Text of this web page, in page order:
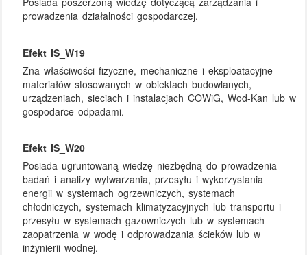
prowadzenia działalności gospodarczej.
Efekt IS_W19
Zna właściwości fizyczne, mechaniczne i eksploatacyjne
materiałów stosowanych w obiektach budowlanych,
urządzeniach, sieciach i instalacjach COWiG, Wod-Kan lub w
gospodarce odpadami.
Efekt IS_W20
Posiada ugruntowaną wiedzę niezbędną do prowadzenia
badań i analizy wytwarzania, przesyłu i wykorzystania
energii w systemach ogrzewniczych, systemach
chłodniczych, systemach klimatyzacyjnych lub transportu i
przesyłu w systemach gazowniczych lub w systemach
zaopatrzenia w wodę i odprowadzania ścieków lub w
inżynierii wodnej.